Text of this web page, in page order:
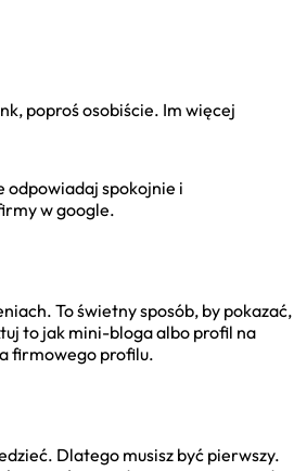
poproś osobiście. Im więcej
odpowiadaj spokojnie i
w google.
To świetny sposób, by pokazać,
to jak mini-bloga albo profil na
firmowego profilu.
Dlatego musisz być pierwszy.